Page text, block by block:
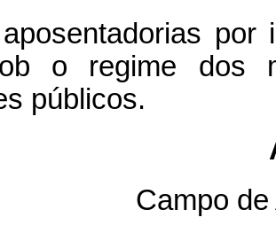
o regime dos
públicos.
Campo